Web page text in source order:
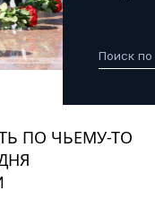
ПО ЧЬЕМУ-ТО